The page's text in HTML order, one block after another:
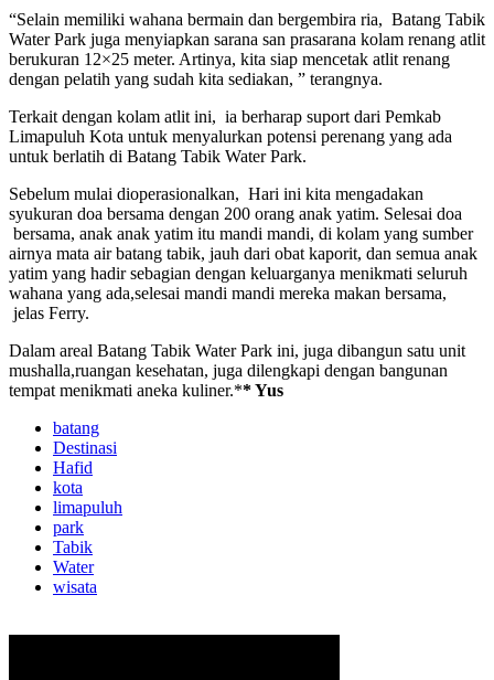
“Selain memiliki wahana bermain dan bergembira ria, Batang Tabik
Water Park juga menyiapkan sarana san prasarana kolam renang atlit
berukuran 12×25 meter. Artinya, kita siap mencetak atlit renang
dengan pelatih yang sudah kita sediakan, ” terangnya.
Terkait dengan kolam atlit ini, ia berharap suport dari Pemkab
Limapuluh Kota untuk menyalurkan potensi perenang yang ada
untuk berlatih di Batang Tabik Water Park.
Sebelum mulai dioperasionalkan, Hari ini kita mengadakan
syukuran doa bersama dengan 200 orang anak yatim. Selesai doa
bersama, anak anak yatim itu mandi mandi, di kolam yang sumber
airnya mata air batang tabik, jauh dari obat kaporit, dan semua anak
yatim yang hadir sebagian dengan keluarganya menikmati seluruh
wahana yang ada,selesai mandi mandi mereka makan bersama,
jelas Ferry.
Dalam areal Batang Tabik Water Park ini, juga dibangun satu unit
mushalla,ruangan kesehatan, juga dilengkapi dengan bangunan
tempat menikmati aneka kuliner.** Yus
batang
Destinasi
Hafid
kota
limapuluh
park
Tabik
Water
wisata